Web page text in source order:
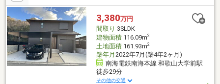
3,380万円
間取り 3SLDK
建物面積116.09m2
土地面積161.93m2
築年月 2022年7月(築4年2ヶ月)
南海電鉄南海本線 和歌山大学前駅
徒歩29分
その他の交通